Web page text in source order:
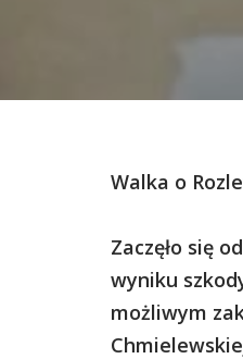
Walka o
Zaczęło się
wyniku
możliwym